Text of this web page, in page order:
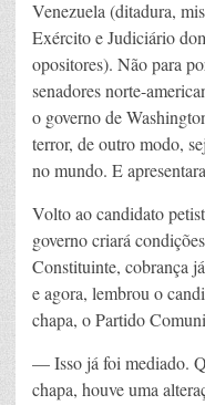
Venezuela (ditadura,
Exército e Judiciário
opositores). Não para
senadores norte-
o governo de
terror, de outro modo,
no mundo. E
Volto ao candidato
governo criará
Constituinte, cobrança
e agora, lembrou o
chapa, o Partido
— Isso já foi mediado.
chapa, houve uma